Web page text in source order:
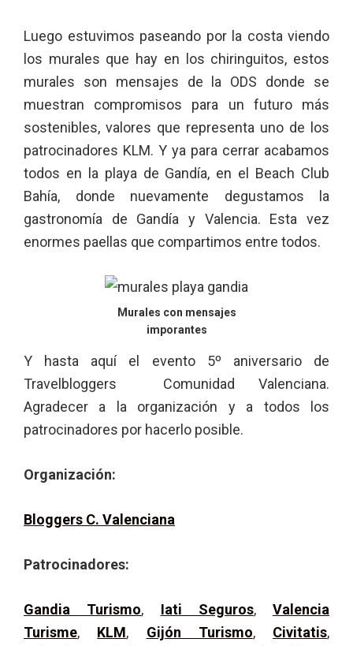
Luego estuvimos paseando por la costa viendo
los murales que hay en los chiringuitos, estos
murales son mensajes de la ODS donde se
muestran compromisos para un futuro más
sostenibles, valores que representa uno de los
patrocinadores KLM. Y ya para cerrar acabamos
todos en la playa de Gandía, en el Beach Club
Bahía, donde nuevamente degustamos la
gastronomía de Gandía y Valencia. Esta vez
enormes paellas que compartimos entre todos.
Murales con mensajes
imporantes
Y hasta aquí el evento 5º aniversario de
Travelbloggers Comunidad Valenciana.
Agradecer a la organización y a todos los
patrocinadores por hacerlo posible.
Organización:
Bloggers C. Valenciana
Patrocinadores:
Gandia Turismo, Iati Seguros, Valencia
Turisme, KLM, Gijón Turismo, Civitatis,